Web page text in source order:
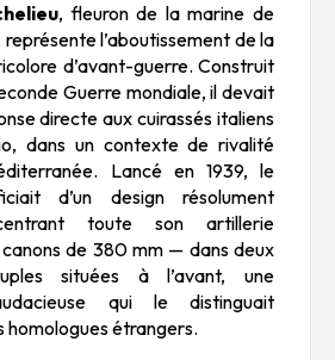
, fleuron de la marine de
l’aboutissement de la
d’avant-guerre. Construit
Guerre mondiale, il devait
directe aux cuirassés italiens
dans un contexte de rivalité
Lancé en 1939, le
d’un design résolument
toute son artillerie
de 380 mm — dans deux
situées à l’avant, une
qui le distinguait
homologues étrangers.